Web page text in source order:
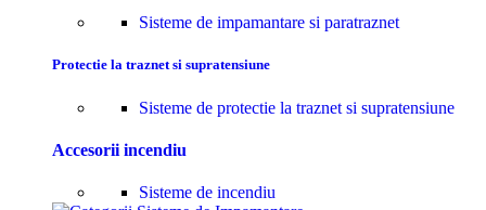
Sisteme de impamantare si paratraznet
Protectie la traznet si supratensiune
Sisteme de protectie la traznet si supratensiune
Accesorii incendiu
Sisteme de incendiu